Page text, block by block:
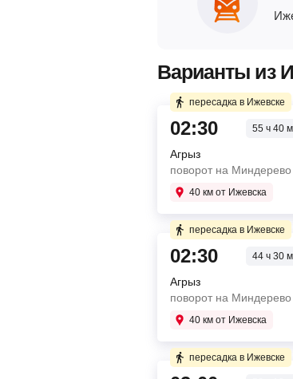
Варианты из
пересадка в Ижевске
02:30 55 ч 40
Агрыз
поворот на Миндерево
40 км от Ижевска
Купите два
5 мин в пути
02:30
поворот на
03:35
Ижевск
пересадка в Ижевске
02:30 44 ч 30
Агрыз
поворот на Миндерево
40 км от Ижевска
Купите два
пересадка в Ижевске